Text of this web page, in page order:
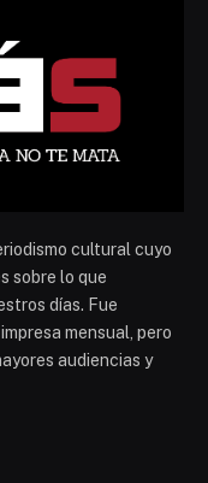
cultural cuyo
sobre lo que
días. Fue
mensual, pero
audiencias y